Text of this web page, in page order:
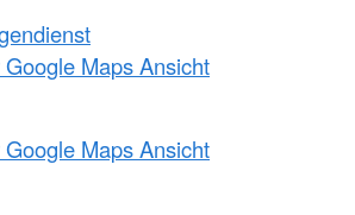
Maps Ansicht
Maps Ansicht